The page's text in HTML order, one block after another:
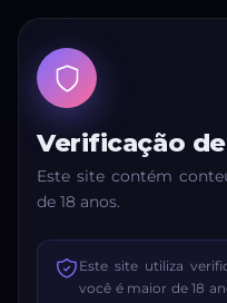
Verificação
Este site contém
de 18 anos.
Este site utiliza
você é maior de 18